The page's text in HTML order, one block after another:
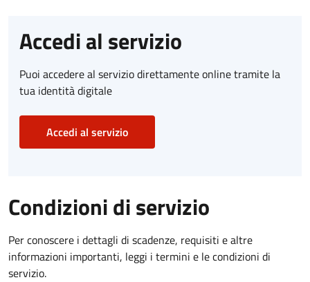
Accedi al servizio
Puoi accedere al servizio direttamente online tramite la
tua identità digitale
Accedi al servizio
Condizioni di servizio
Per conoscere i dettagli di scadenze, requisiti e altre
informazioni importanti, leggi i termini e le condizioni di
servizio.